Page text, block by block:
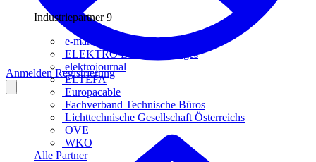
Industriepartner 9
e-marke
ELEKTRO Daten Serviceges
elektrojournal
ELTEFA
Europacable
Fachverband Technische Büros
Lichttechnische Gesellschaft Österreichs
OVE
WKO
Alle Partner
AnmeldenRegistrierung